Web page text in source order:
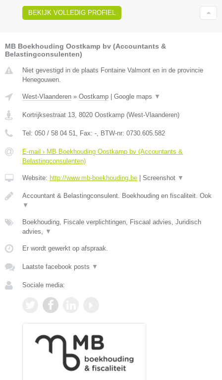
BEKIJK VOLLEDIG PROFIEL
MB Boekhouding Oostkamp bv (Accountants &
Belastingconsulenten)
Niet gevestigd in de plaats Fontaine Valmont en in de provincie
Henegouwen.
West-Vlaanderen » Oostkamp Google maps ▼
Kortrijksestraat 13 8020 Oostkamp (West-Vlaanderen)
Tel: 050 / 58 04 51 , Fax: - , BTW-nr: 0730.605.582
E-mail › MB Boekhouding Oostkamp bv (Accountants &
Belastingconsulenten)
Website: http://www.mb-boekhouding.be Screenshot ▼
Accountant & Belastingconsulent. Boekhouding en fiscaliteit. Ook
▼
Boekhouding, Fiscale verplichtingen, Fiscaal advies, Juridisch
advies,
▼
Er wordt gewerkt op afspraak.
Laatste facebook posts ▼
Sociale media: